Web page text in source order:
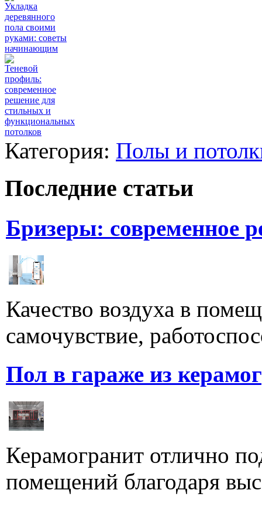
Укладка
деревянного
пола своими
руками: советы
начинающим
Теневой
профиль:
современное
решение для
стильных и
функциональных
потолков
Категория: Полы и
Последние статьи
Бризеры: современное
Качество воздуха в
самочувствие,
Пол в гараже из
Керамогранит отлично
помещений благодаря